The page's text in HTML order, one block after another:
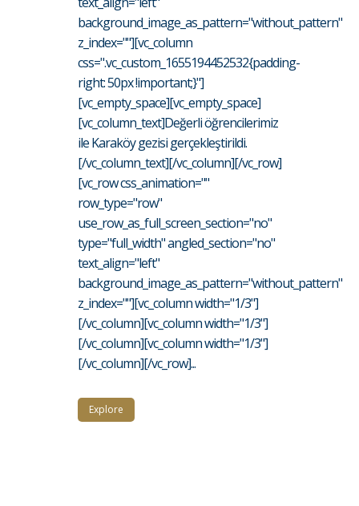
background_image_as_pattern="without_pattern"
z_index=""][vc_column
css=".vc_custom_1655194452532{padding-
right: 50px !important;}"]
[vc_empty_space][vc_empty_space]
[vc_column_text]Değerli öğrencilerimiz
ile Karaköy gezisi gerçekleştirildi.
[/vc_column_text][/vc_column][/vc_row]
[vc_row css_animation=""
row_type="row"
use_row_as_full_screen_section="no"
type="full_width" angled_section="no"
text_align="left"
background_image_as_pattern="without_pattern"
z_index=""][vc_column width="1/3"]
[/vc_column][vc_column width="1/3"]
[/vc_column][vc_column width="1/3"]
[/vc_column][/vc_row]...
Explore